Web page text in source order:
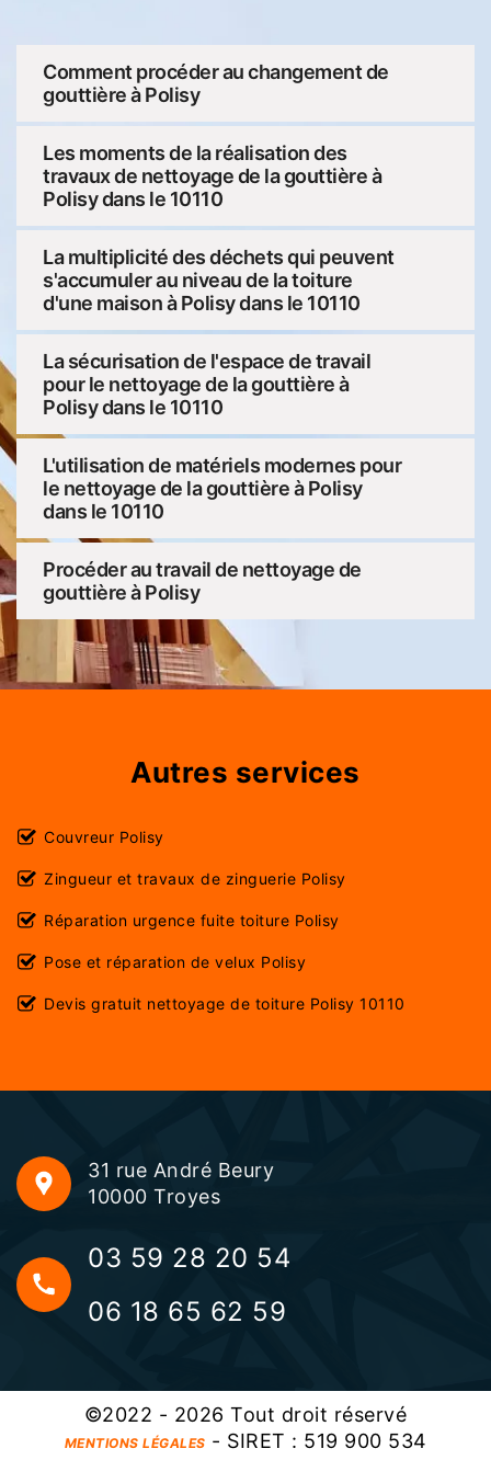
Comment procéder au changement de
gouttière à Polisy
Les moments de la réalisation des
travaux de nettoyage de la gouttière à
Polisy dans le 10110
La multiplicité des déchets qui peuvent
s'accumuler au niveau de la toiture
d'une maison à Polisy dans le 10110
La sécurisation de l'espace de travail
pour le nettoyage de la gouttière à
Polisy dans le 10110
L'utilisation de matériels modernes pour
le nettoyage de la gouttière à Polisy
dans le 10110
Procéder au travail de nettoyage de
gouttière à Polisy
Autres services
Couvreur Polisy
Zingueur et travaux de zinguerie Polisy
Réparation urgence fuite toiture Polisy
Pose et réparation de velux Polisy
Devis gratuit nettoyage de toiture Polisy 10110
31 rue André Beury
10000 Troyes
03 59 28 20 54
06 18 65 62 59
©2022 - 2026 Tout droit réservé
MENTIONS LÉGALES - SIRET : 519 900 534